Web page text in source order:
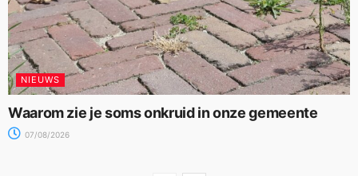
NIEUWS
Waarom zie je soms onkruid in onze gemeente
07/08/2026